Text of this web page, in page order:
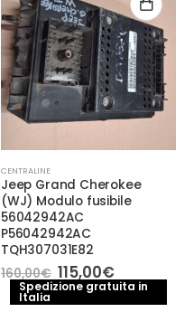
CENTRALINE
Jeep Grand Cherokee
(WJ) Modulo fusibile
56042942AC
P56042942AC
TQH307031E82
160,00€ Il
prezzo
originale
115,00€Il
prezzo
attuale
Spedizione gratuita in
Italia